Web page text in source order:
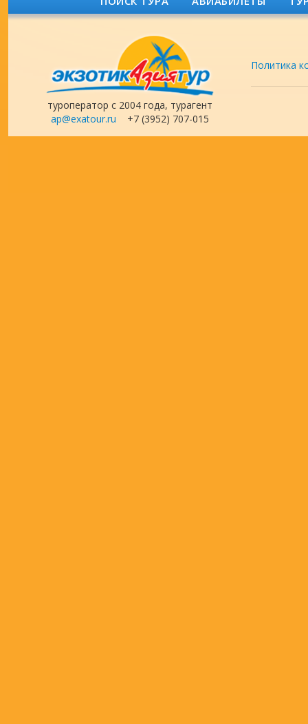
туроператор с 2004 года, турагент
ap@exatour.ru +7 (3952) 707-015
Политика